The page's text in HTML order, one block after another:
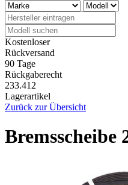
Kostenloser
Rückversand
90 Tage
Rückgaberecht
233.412
Lagerartikel
Zurück zur Übersicht
Bremsscheibe